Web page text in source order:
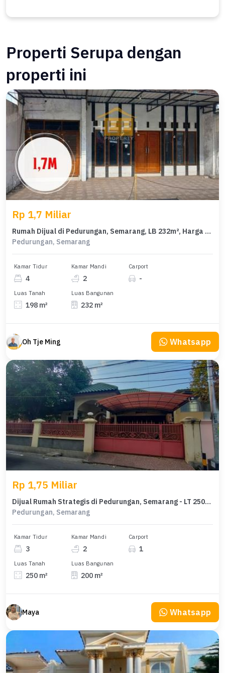
Properti Serupa dengan
properti ini
Rp 1,7 Miliar
Rumah Dijual di Pedurungan, Semarang, LB 232m², Harga Kompetitif!
Pedurungan, Semarang
Kamar Tidur
4
Kamar Mandi
2
Carport
-
Luas Tanah
198 m²
Luas Bangunan
232 m²
Oh Tje Ming Whatsapp
Rp 1,75 Miliar
Dijual Rumah Strategis di Pedurungan, Semarang - LT 250m²
Pedurungan, Semarang
Kamar Tidur
3
Kamar Mandi
2
Carport
1
Luas Tanah
250 m²
Luas Bangunan
200 m²
Maya Whatsapp